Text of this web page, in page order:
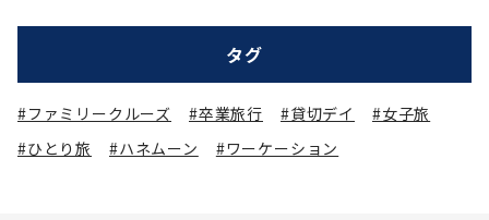
タグ
#ファミリークルーズ #卒業旅行 #貸切デイ
#女子旅
#ひとり旅
#ハネムーン #ワーケーション